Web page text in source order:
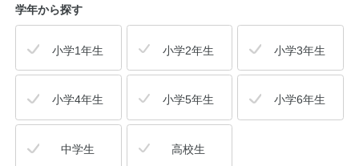
学年から探す
小学1年生 小学2年生 小学3年生
小学4年生 小学5年生 小学6年生
中学生 高校生